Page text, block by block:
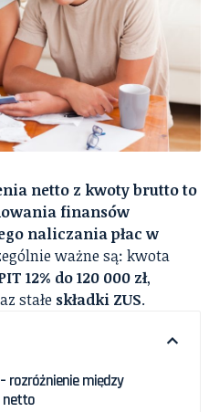
netto z kwoty brutto to
finansów
naliczania płac w
ważne są: kwota
12% do 120 000 zł,
stałe składki ZUS.
rozróżnienie między
netto